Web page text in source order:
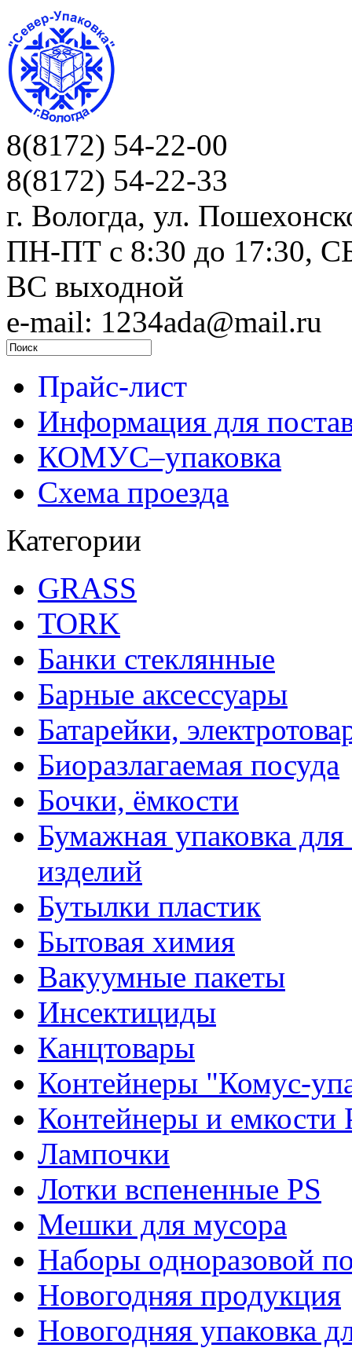
8(8172) 54-22-00
8(8172) 54-22-33
г. Вологда, ул.
ПН-ПТ c 8:30 до 17:30,
ВС выходной
e-mail: 1234ada@mail.ru
Прайс-лист
Информация для
КОМУС–упаковка
Схема проезда
Категории
GRASS
TORK
Банки стеклянные
Барные аксессуары
Батарейки,
Биоразлагаемая посуда
Бочки, ёмкости
Бумажная упаковка
изделий
Бутылки пластик
Бытовая химия
Вакуумные пакеты
Инсектициды
Канцтовары
Контейнеры "Комус-
Контейнеры и емкости
Лампочки
Лотки вспененные PS
Мешки для мусора
Наборы одноразовой
Новогодняя продукция
Новогодняя упаковка